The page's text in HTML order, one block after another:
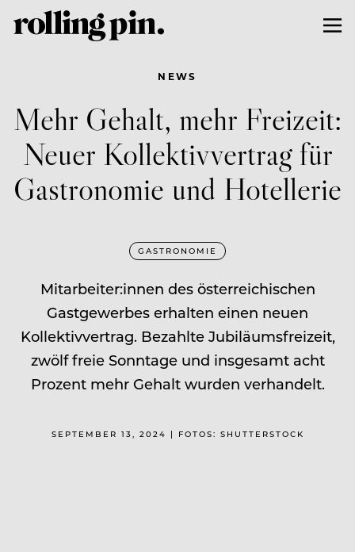
NEWS
Mehr Gehalt, mehr Freizeit:
Neuer Kollektivvertrag für
Gastronomie und Hotellerie
GASTRONOMIE
Mitarbeiter:innen des österreichischen
Gastgewerbes erhalten einen neuen
Kollektivvertrag. Bezahlte Jubiläumsfreizeit,
zwölf freie Sonntage und insgesamt acht
Prozent mehr Gehalt wurden verhandelt.
SEPTEMBER 13, 2024 | FOTOS: SHUTTERSTOCK